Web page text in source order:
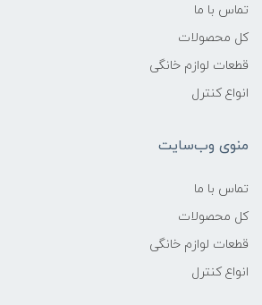
تماس با ما
کل محصولات
قطعات لوازم خانگی
انواع کنترل
منوی وب‌سایت
تماس با ما
کل محصولات
قطعات لوازم خانگی
انواع کنترل